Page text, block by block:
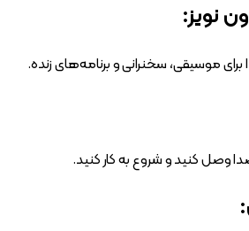
نویز:
موسیقی، سخنرانی و برنامه‌های زنده.
وصل کنید و شروع به کار کنید.